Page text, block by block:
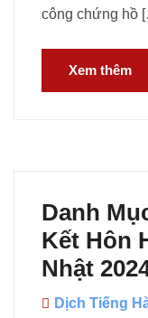
công chứng hồ
Xem thêm
Danh
Kết Hôn
Nhật
Dịch Tiếng